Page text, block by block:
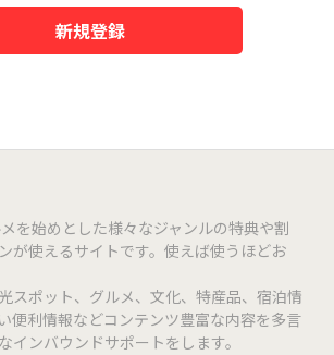
新規登録
を始めとした様々なジャンルの特典や割
が使えるサイトです。使えば使うほどお
スポット、グルメ、文化、特産品、宿泊情
便利情報などコンテンツ豊富な内容を多言
インバウンドサポートをします。